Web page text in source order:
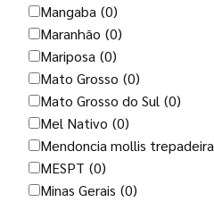
Mangaba (0)
Maranhão (0)
Mariposa (0)
Mato Grosso (0)
Mato Grosso do Sul (0)
Mel Nativo (0)
Mendoncia mollis trepadeira
MESPT (0)
Minas Gerais (0)